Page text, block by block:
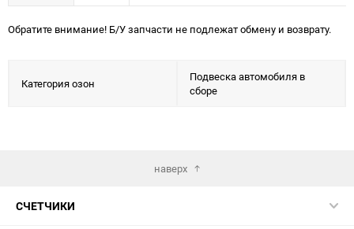
Обратите внимание! Б/У запчасти не подлежат обмену и возврату.
Категория озон
Подвеска автомобиля в
сборе
наверх
СЧЕТЧИКИ